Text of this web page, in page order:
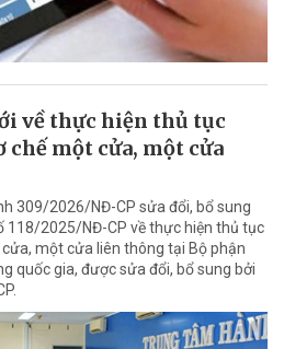
về thực hiện thủ tục
một cửa, một cửa
309/2026/NĐ-CP sửa đổi, bổ sung
118/2025/NĐ-CP về thực hiện thủ tục
một cửa liên thông tại Bộ phận
quốc gia, được sửa đổi, bổ sung bởi